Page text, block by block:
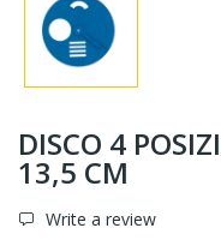
DISCO 4
13,5 CM
Write a review